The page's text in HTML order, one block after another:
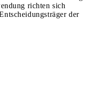
richten sich
der